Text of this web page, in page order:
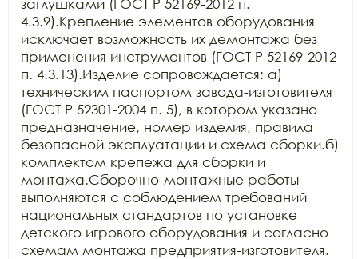
заглушками (ГОСТ Р 52169-2012 п.
4.3.9).Крепление элементов оборудования
исключает возможность их демонтажа без
применения инструментов (ГОСТ Р 52169-2012
п. 4.3.13).Изделие сопровождается: а)
техническим паспортом завода-изготовителя
(ГОСТ Р 52301-2004 п. 5), в котором указано
предназначение, номер изделия, правила
безопасной эксплуатации и схема сборки.б)
комплектом крепежа для сборки и
монтажа.Сборочно-монтажные работы
выполняются с соблюдением требований
национальных стандартов по установке
детского игрового оборудования и согласно
схемам монтажа предприятия-изготовителя.